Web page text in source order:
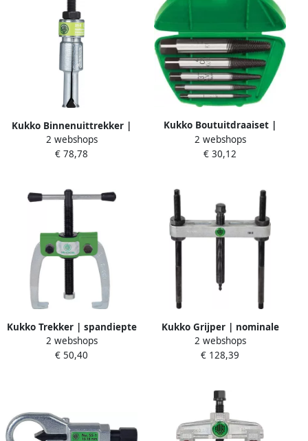
Kukko Binnenuittrekker |
voor gaten d. 14-19 mm | 1
stuk 21-2
2 webshops
€ 78,78
Kukko Boutuitdraaiset |
M3-M24 | 6-delig |
nominale grootte 1 2 3 4 5 6
2 webshops
€ 30,12
Kukko Trekker | spandiepte
50 mm | spanwijdte 60 mm
| 1 T | 1 stuk 43-1
2 webshops
€ 50,40
Kukko Grijper | nominale
grootte 1 | spanwijdte 60-
150 mm | 1 stuk 18-1
2 webshops
€ 128,39